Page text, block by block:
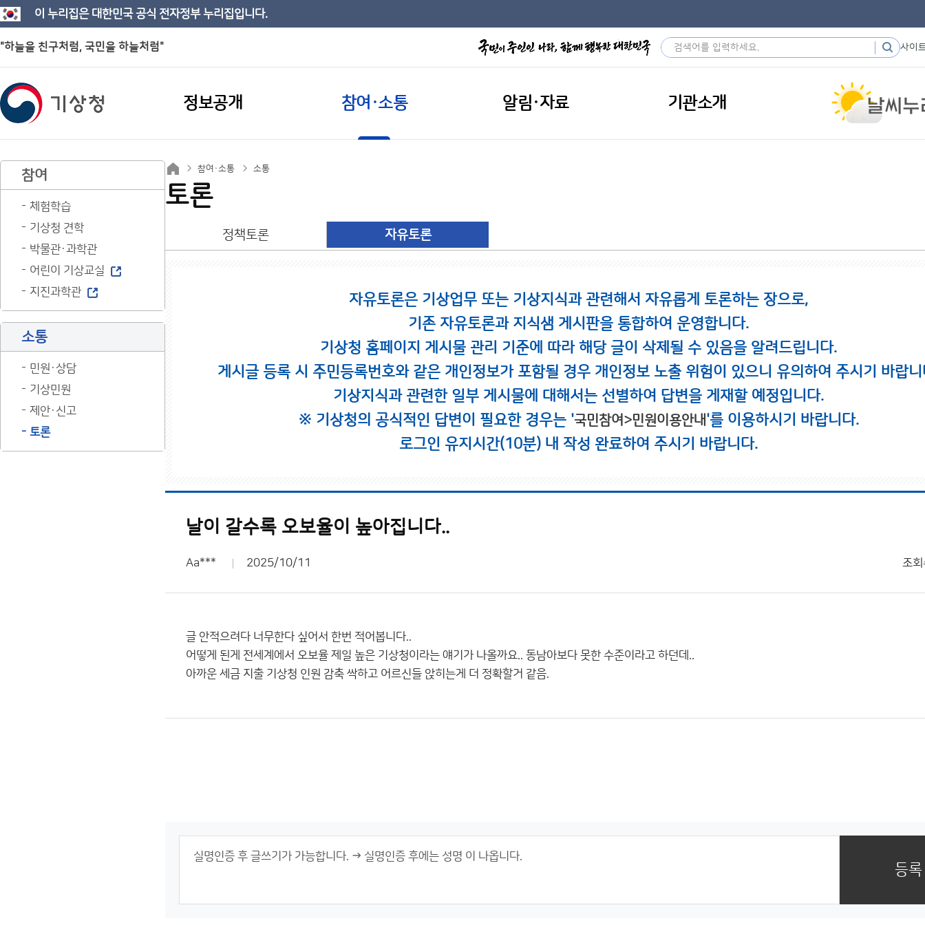
이 누리집은 대한민국 공식 전자정부 누리집입니다.
"하늘을 친구처럼, 국민을 하늘처럼" 사이
정보공개 참여·소통 알림·자료 기관소개
참여
체험학습
기상청 견학
박물관·과학관
어린이 기상교실
지진과학관
소통
민원·상담
기상민원
제안·신고
토론
참여·소통 소통
토론
정책토론 자유토론
자유토론은 기상업무 또는 기상지식과 관련해서 자유롭게 토론하는 장으로,
기존 자유토론과 지식샘 게시판을 통합하여 운영합니다.
기상청 홈페이지 게시물 관리 기준에 따라 해당 글이 삭제될 수 있음을 알려드립니다.
게시글 등록 시 주민등록번호와 같은 개인정보가 포함될 경우 개인정보 노출 위험이 있으니 유의하여 주시기 바랍니
기상지식과 관련한 일부 게시물에 대해서는 선별하여 답변을 게재할 예정입니다.
※ 기상청의 공식적인 답변이 필요한 경우는 '국민참여>민원이용안내'를 이용하시기 바랍니다.
로그인 유지시간(10분) 내 작성 완료하여 주시기 바랍니다.
날이 갈수록 오보율이 높아집니다..
Aa*** 2025/10/11 조회
글 안적으려다 너무한다 싶어서 한번 적어봅니다..
어떻게 된게 전세계에서 오보율 제일 높은 기상청이라는 얘기가 나올까요.. 동남아보다 못한 수준이라고 하던데..
아까운 세금 지출 기상청 인원 감축 싹하고 어르신들 앉히는게 더 정확할거 같음.
등록